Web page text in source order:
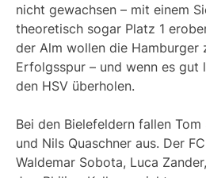
nicht gewachsen – mit einem
theoretisch sogar Platz 1
der Alm wollen die Hamburger
Erfolgsspur – und wenn es gut
den HSV überholen.
Bei den Bielefeldern fallen
und Nils Quaschner aus. Der
Waldemar Sobota, Luca